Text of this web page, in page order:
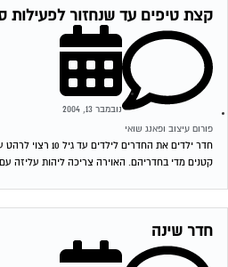
קצת טיפים עד שנחזור לפעילות
פורום עיצוב ופאנג שואי
נובמבר 13, 2004
חדר ילדים את החדרים
קטנים מדי בחדריהם. האוירה צריכה ליהות עליזה עם...
חדר שינה